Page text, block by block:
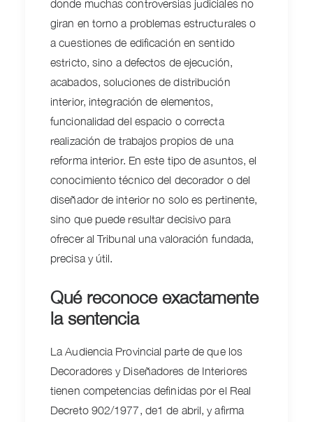
donde muchas controversias judiciales no
giran en torno a problemas estructurales o
a cuestiones de edificación en sentido
estricto, sino a defectos de ejecución,
acabados, soluciones de distribución
interior, integración de elementos,
funcionalidad del espacio o correcta
realización de trabajos propios de una
reforma interior. En este tipo de asuntos, el
conocimiento técnico del decorador o del
diseñador de interior no solo es pertinente,
sino que puede resultar decisivo para
ofrecer al Tribunal una valoración fundada,
precisa y útil.
Qué reconoce exactamente
la sentencia
La Audiencia Provincial parte de que los
Decoradores y Diseñadores de Interiores
tienen competencias definidas por el Real
Decreto 902/1977, de1 de abril, y afirma